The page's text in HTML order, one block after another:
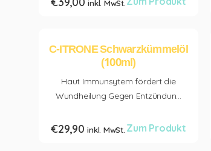
inkl. MwSt.
C-ITRONE Schwarzkümmelöl
(100ml)
Haut Immunsytem fördert die
Wundheilung Gegen Entzündun...
€29,90 inkl. MwSt. Zum Produkt